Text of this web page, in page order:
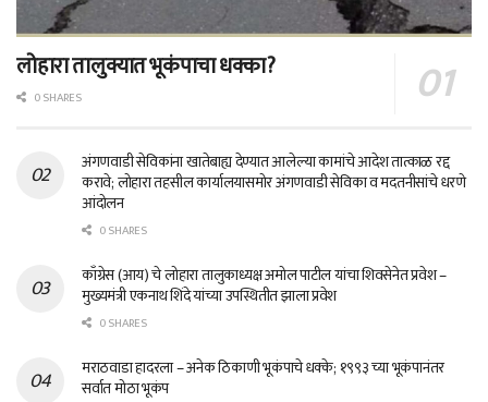
लोहारा तालुक्यात भूकंपाचा धक्का?
0 SHARES
अंगणवाडी सेविकांना खातेबाह्य देण्यात आलेल्या कामांचे आदेश तात्काळ रद्द
करावे; लोहारा तहसील कार्यालयासमोर अंगणवाडी सेविका व मदतनीसांचे धरणे
आंदोलन
0 SHARES
काँग्रेस (आय) चे लोहारा तालुकाध्यक्ष अमोल पाटील यांचा शिवसेनेत प्रवेश –
मुख्यमंत्री एकनाथ शिंदे यांच्या उपस्थितीत झाला प्रवेश
0 SHARES
मराठवाडा हादरला – अनेक ठिकाणी भूकंपाचे धक्के; १९९३ च्या भूकंपानंतर
सर्वात मोठा भूकंप